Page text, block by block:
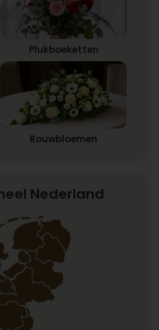
Plukboeketten
Rouwbloemen
Nederland